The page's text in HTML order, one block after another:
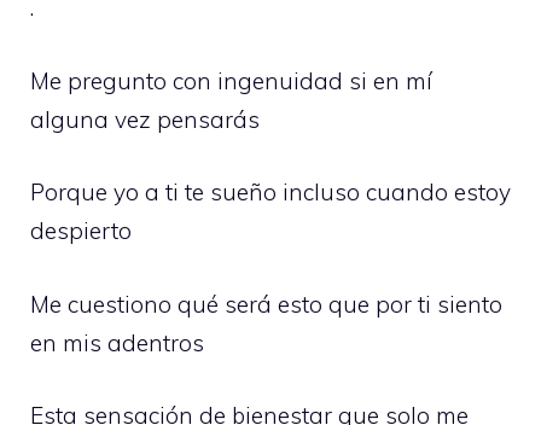
.
Me pregunto con ingenuidad si en mí
alguna vez pensarás
Porque yo a ti te sueño incluso cuando estoy
despierto
Me cuestiono qué será esto que por ti siento
en mis adentros
Esta sensación de bienestar que solo me